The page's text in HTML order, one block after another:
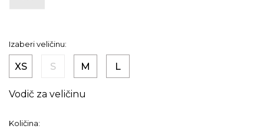
Izaberi veličinu:
XS S M L
Vodič za veličinu
Količina: